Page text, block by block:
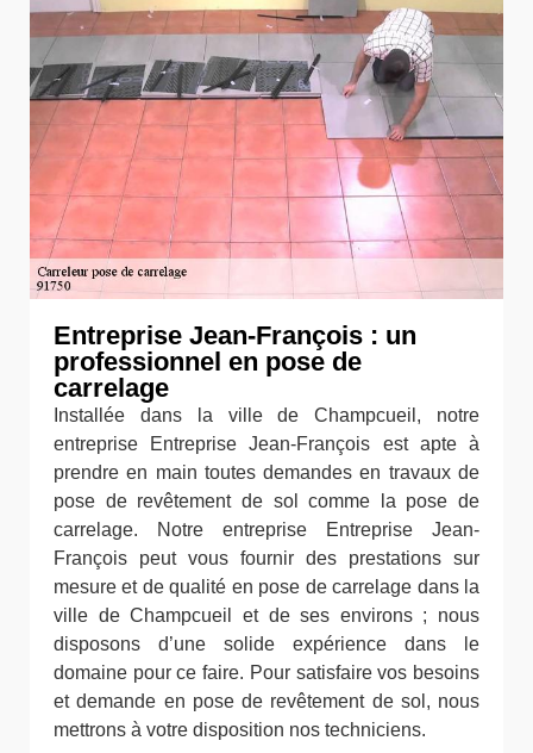
Entreprise Jean-François : un
professionnel en pose de
carrelage
Installée dans la ville de Champcueil, notre
entreprise Entreprise Jean-François est apte à
prendre en main toutes demandes en travaux de
pose de revêtement de sol comme la pose de
carrelage. Notre entreprise Entreprise Jean-
François peut vous fournir des prestations sur
mesure et de qualité en pose de carrelage dans la
ville de Champcueil et de ses environs ; nous
disposons d’une solide expérience dans le
domaine pour ce faire. Pour satisfaire vos besoins
et demande en pose de revêtement de sol, nous
mettrons à votre disposition nos techniciens.